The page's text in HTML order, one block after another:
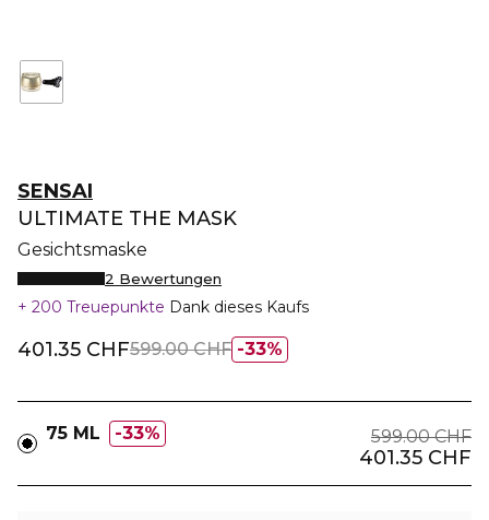
SENSAI
ULTIMATE THE MASK
Gesichtsmaske
2 Bewertungen
200 Treuepunkte Dank dieses Kaufs
33%
401.35 CHF599.00 CHF
75 ML 33% 599.00 CHF
401.35 CHF